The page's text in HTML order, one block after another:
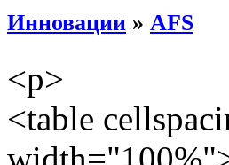
Инновации » AFS
<p>
<table